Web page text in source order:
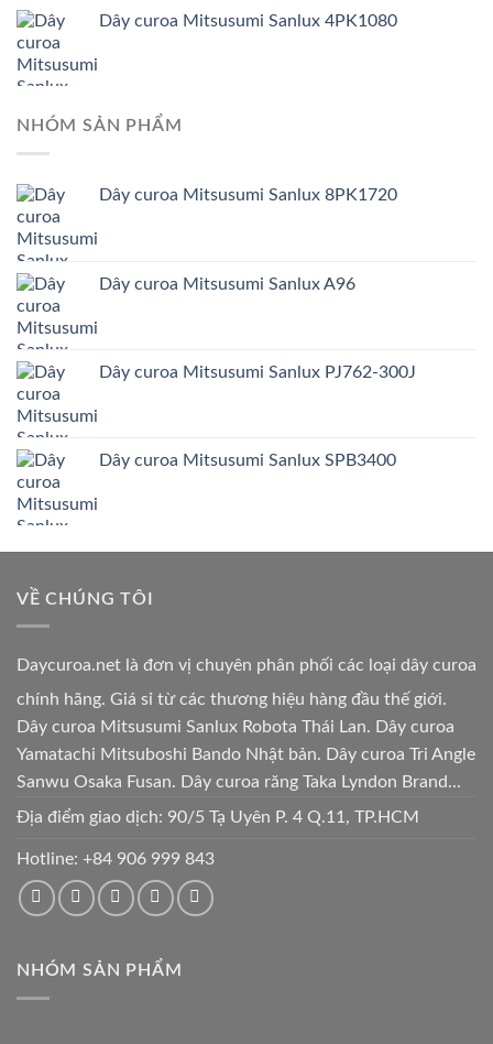
Dây curoa Mitsusumi Sanlux 4PK1080
NHÓM SẢN PHẨM
Dây curoa Mitsusumi Sanlux 8PK1720
Dây curoa Mitsusumi Sanlux A96
Dây curoa Mitsusumi Sanlux PJ762-300J
Dây curoa Mitsusumi Sanlux SPB3400
VỀ CHÚNG TÔI
Daycuroa.net là đơn vị chuyên phân phối các loại dây curoa
chính hãng. Giá sỉ từ các thương hiệu hàng đầu thế giới.
Dây curoa Mitsusumi Sanlux Robota Thái Lan. Dây curoa
Yamatachi Mitsuboshi Bando Nhật bản. Dây curoa Tri Angle
Sanwu Osaka Fusan. Dây curoa răng Taka Lyndon Brand...
Địa điểm giao dịch: 90/5 Tạ Uyên P. 4 Q.11, TP.HCM
Hotline: +84 906 999 843
NHÓM SẢN PHẨM